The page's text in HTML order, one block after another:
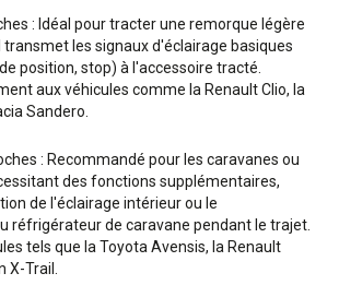
: Idéal pour tracter une remorque légère
transmet les signaux d'éclairage basiques
position, stop) à l'accessoire tracté.
aux véhicules comme la Renault Clio, la
Sandero.
: Recommandé pour les caravanes ou
des fonctions supplémentaires,
de l'éclairage intérieur ou le
réfrigérateur de caravane pendant le trajet.
tels que la Toyota Avensis, la Renault
X-Trail.